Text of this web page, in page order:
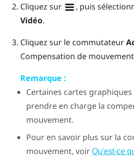
Cliquez sur
, puis
Vidéo.
Cliquez sur le commutateur
Compensation de mouvement
Remarque :
Certaines cartes
prendre en charge la
mouvement.
Pour en savoir plus sur la
mouvement, voirQu'est-ce